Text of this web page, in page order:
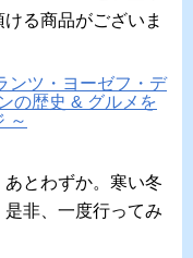
る商品がございま
ンツ・ヨーゼフ・デ
の歴史 & グルメを
～
とわずか。寒い冬
非、一度行ってみ